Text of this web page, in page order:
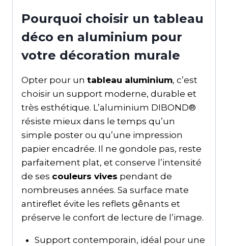
Pourquoi choisir un tableau
déco en aluminium pour
votre décoration murale
Opter pour un tableau aluminium, c’est
choisir un support moderne, durable et
très esthétique. L’aluminium DIBOND®
résiste mieux dans le temps qu’un
simple poster ou qu’une impression
papier encadrée. Il ne gondole pas, reste
parfaitement plat, et conserve l’intensité
de ses couleurs vives pendant de
nombreuses années. Sa surface mate
antireflet évite les reflets gênants et
préserve le confort de lecture de l’image.
Support contemporain, idéal pour une